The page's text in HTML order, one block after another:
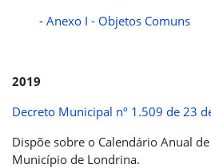
- Anexo I - Objetos Comuns
2019
Decreto Municipal nº 1.509 de 23
Dispõe sobre o Calendário Anual
Município de Londrina.